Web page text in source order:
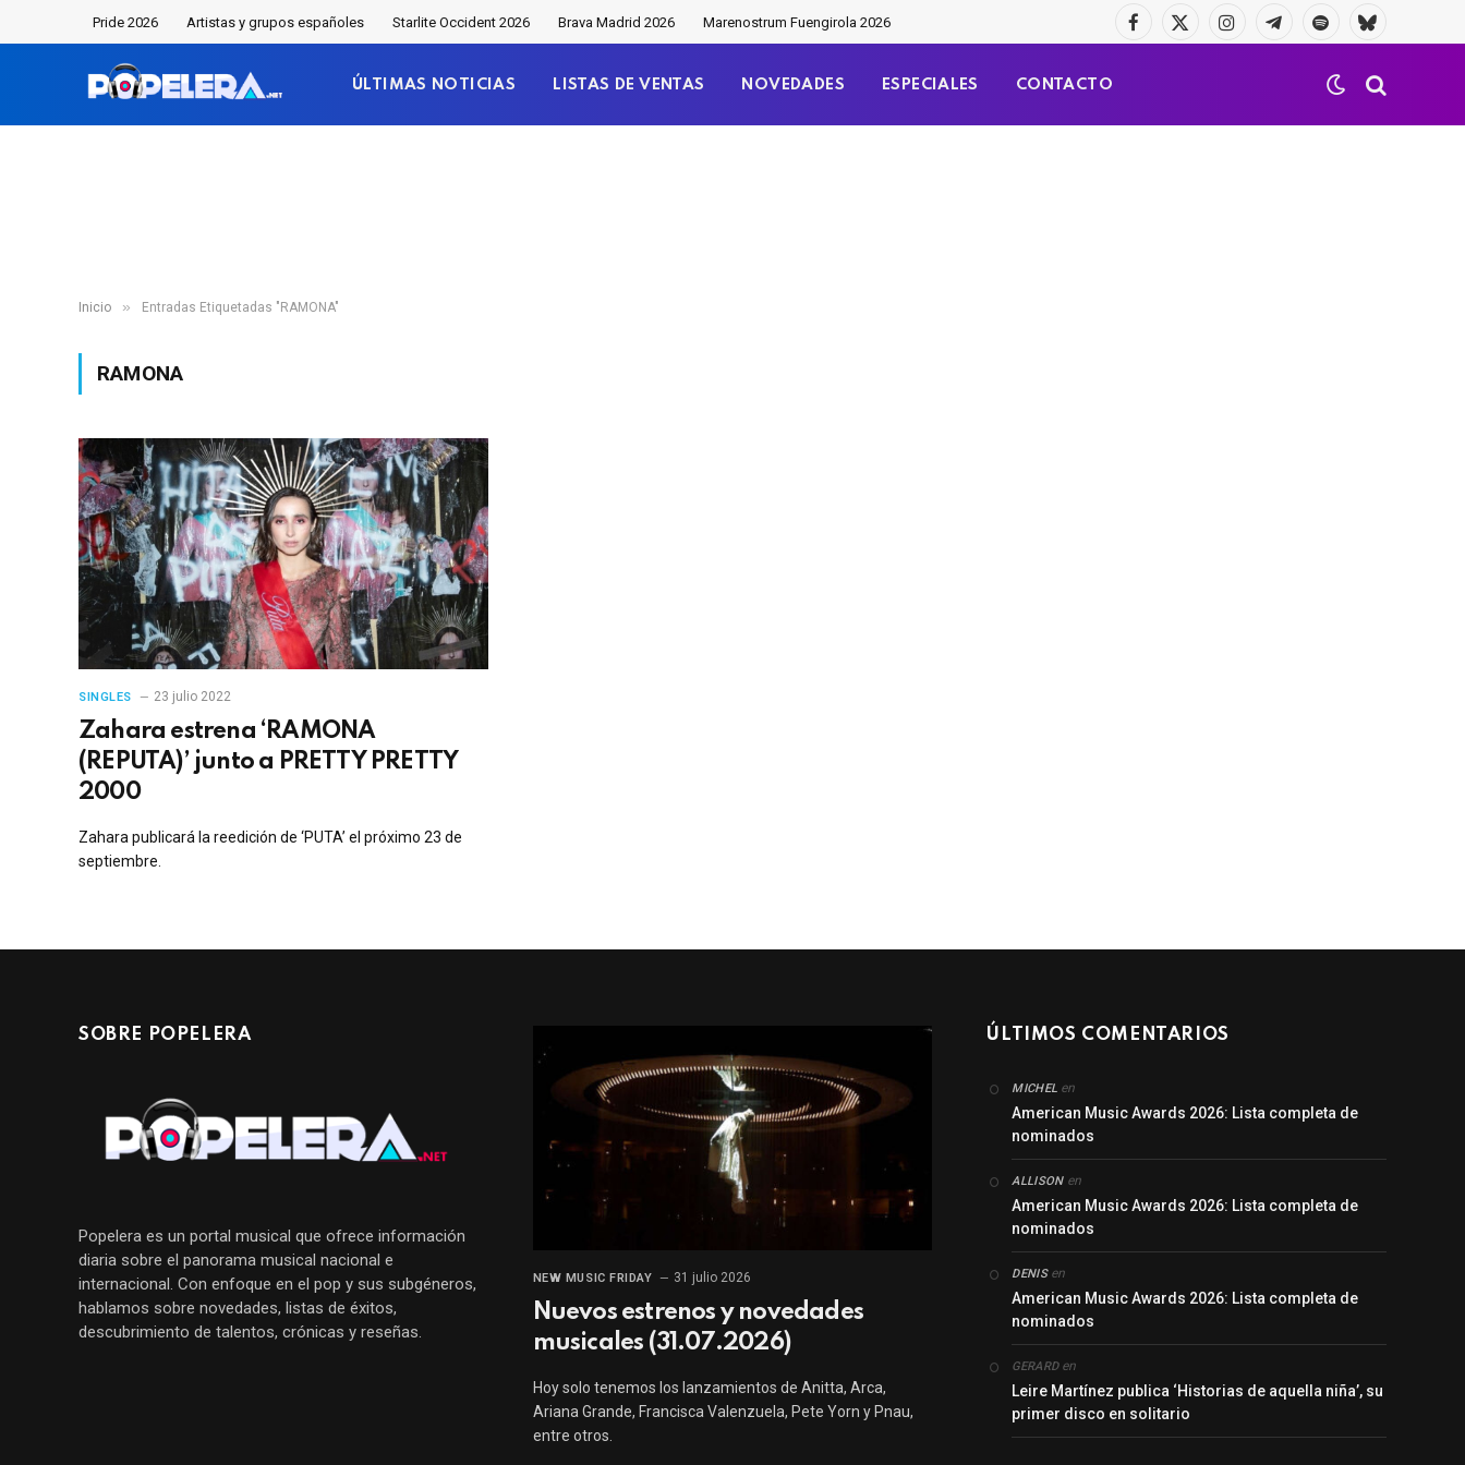
Pride 2026 Artistas y grupos españoles Starlite Occident 2026 Brava Madrid 2026 Marenostrum Fuengirola 2026
Facebook
X
InstagramTelegramaSpotifyBluesky
ÚLTIMAS NOTICIAS LISTAS DE VENTAS NOVEDADES ESPECIALES CONTACTO
Inicio » Entradas Etiquetadas "RAMONA"
RAMONA
SINGLES 23 julio 2022
Zahara estrena ‘RAMONA
(REPUTA)’ junto a PRETTY PRETTY
2000
Zahara publicará la reedición de ‘PUTA’ el próximo 23 de
septiembre.
SOBRE POPELERA
Popelera es un portal musical que ofrece información
diaria sobre el panorama musical nacional e
internacional. Con enfoque en el pop y sus subgéneros,
hablamos sobre novedades, listas de éxitos,
descubrimiento de talentos, crónicas y reseñas.
NEW MUSIC FRIDAY 31 julio 2026
Nuevos estrenos y novedades
musicales (31.07.2026)
Hoy solo tenemos los lanzamientos de Anitta, Arca,
Ariana Grande, Francisca Valenzuela, Pete Yorn y Pnau,
entre otros.
ÚLTIMOS COMENTARIOS
MICHEL en
American Music Awards 2026: Lista completa de
nominados
ALLISONen
American Music Awards 2026: Lista completa de
nominados
DENISen
American Music Awards 2026: Lista completa de
nominados
GERARDen
Leire Martínez publica ‘Historias de aquella niña’, su
primer disco en solitario